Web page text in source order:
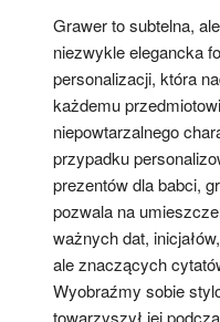
Grawer to subtelna, ale
niezwykle elegancka
personalizacji, która
każdemu przedmiotowi
niepowtarzalnego
przypadku
prezentów dla babci,
pozwala na
ważnych dat,
ale znaczących
Wyobraźmy sobie
towarzyszył jej